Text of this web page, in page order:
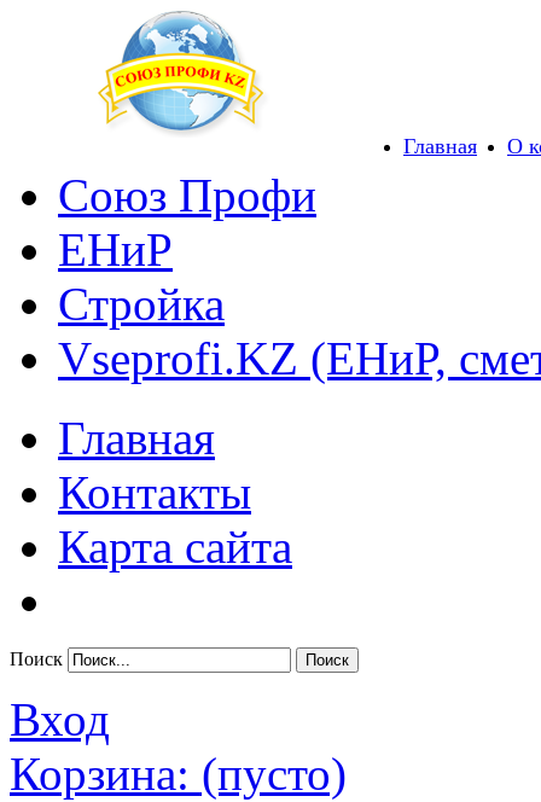
Главная О
Союз Профи
ЕНиР
Стройка
Vseprofi.KZ (ЕНиР,
Главная
Контакты
Карта сайта
Поиск
Вход
Корзина: (пусто)